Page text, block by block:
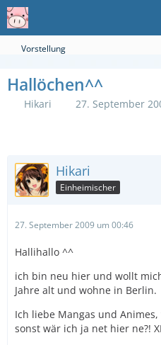
Vorstellung
Hallöchen^^
Hikari 27. September
Hikari
Einheimischer
27. September 2009 um 00:46
Hallihallo ^^
ich bin neu hier und wollt
Jahre alt und wohne in Berlin.
Ich liebe Mangas und
sonst wär ich ja net hier ne?!